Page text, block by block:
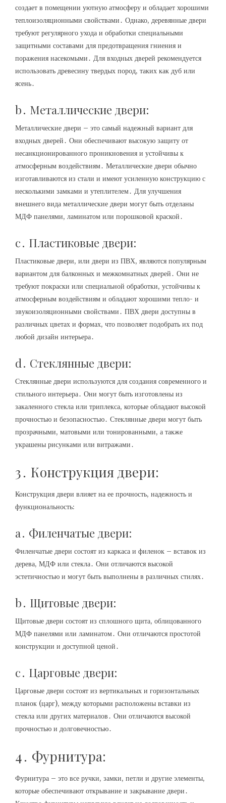
создает в помещении уютную атмосферу и обладает хорошими
теплоизоляционными свойствами․ Однако, деревянные двери
требуют регулярного ухода и обработки специальными
защитными составами для предотвращения гниения и
поражения насекомыми․ Для входных дверей рекомендуется
использовать древесину твердых пород, таких как дуб или
ясень․
b․ Металлические двери:
Металлические двери – это самый надежный вариант для
входных дверей․ Они обеспечивают высокую защиту от
несанкционированного проникновения и устойчивы к
атмосферным воздействиям․ Металлические двери обычно
изготавливаются из стали и имеют усиленную конструкцию с
несколькими замками и утеплителем․ Для улучшения
внешнего вида металлические двери могут быть отделаны
МДФ панелями, ламинатом или порошковой краской․
c․ Пластиковые двери:
Пластиковые двери, или двери из ПВХ, являются популярным
вариантом для балконных и межкомнатных дверей․ Они не
требуют покраски или специальной обработки, устойчивы к
атмосферным воздействиям и обладают хорошими тепло- и
звукоизоляционными свойствами․ ПВХ двери доступны в
различных цветах и формах, что позволяет подобрать их под
любой дизайн интерьера․
d․ Стеклянные двери:
Стеклянные двери используются для создания современного и
стильного интерьера․ Они могут быть изготовлены из
закаленного стекла или триплекса, которые обладают высокой
прочностью и безопасностью․ Стеклянные двери могут быть
прозрачными, матовыми или тонированными, а также
украшены рисунками или витражами․
3․ Конструкция двери:
Конструкция двери влияет на ее прочность, надежность и
функциональность:
a․ Филенчатые двери:
Филенчатые двери состоят из каркаса и филенок – вставок из
дерева, МДФ или стекла․ Они отличаются высокой
эстетичностью и могут быть выполнены в различных стилях․
b․ Щитовые двери:
Щитовые двери состоят из сплошного щита, облицованного
МДФ панелями или ламинатом․ Они отличаются простотой
конструкции и доступной ценой․
c․ Царговые двери:
Царговые двери состоят из вертикальных и горизонтальных
планок (царг), между которыми расположены вставки из
стекла или других материалов․ Они отличаются высокой
прочностью и долговечностью․
4․ Фурнитура:
Фурнитура – это все ручки, замки, петли и другие элементы,
которые обеспечивают открывание и закрывание двери․